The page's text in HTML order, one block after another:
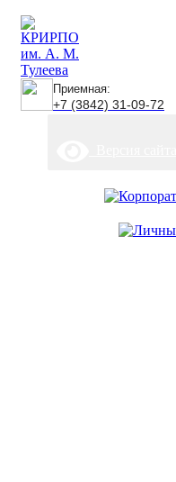
Приемная:
+7 (3842) 31-09-72